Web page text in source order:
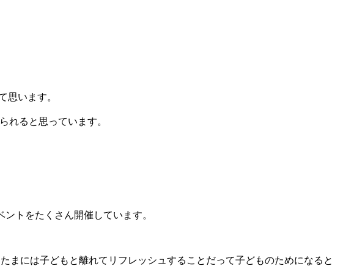
思います。
れると思っています。
トをたくさん開催しています。
まには子どもと離れてリフレッシュすることだって子どものためになると